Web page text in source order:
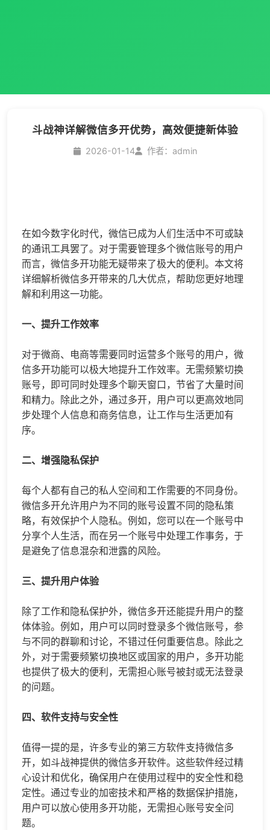
斗战神详解微信多开优势，高效便捷新体验
2026-01-14 作者：admin
在如今数字化时代，微信已成为人们生活中不可或缺
的通讯工具罢了。对于需要管理多个微信账号的用户
而言， 微信多开功能无疑带来了极大的便利。本文将
详细解析微信多开带来的几大优点，帮助您更好地理
解和利用这一功能。
一、提升工作效率
对于微商、电商等需要同时运营多个账号的用户， 微
信多开功能可以极大地提升工作效率。无需频繁切换
账号，即可同时处理多个聊天窗口，节省了大量时间
和精力。除此之外，通过多开，用户可以更高效地同
步处理个人信息和商务信息，让工作与生活更加有
序。
二、增强隐私保护
每个人都有自己的私人空间和工作需要的不同身份。
微信多开允许用户为不同的账号设置不同的隐私策
略，有效保护个人隐私。例如，您可以在一个账号中
分享个人生活，而在另一个账号中处理工作事务，于
是避免了信息混杂和泄露的风险。
三、提升用户体验
除了工作和隐私保护外，微信多开还能提升用户的整
体体验。例如，用户可以同时登录多个微信账号，参
与不同的群聊和讨论，不错过任何重要信息。除此之
外，对于需要频繁切换地区或国家的用户，多开功能
也提供了极大的便利，无需担心账号被封或无法登录
的问题。
四、软件支持与安全性
值得一提的是，许多专业的第三方软件支持微信多
开，如斗战神提供的微信多开软件。这些软件经过精
心设计和优化，确保用户在使用过程中的安全性和稳
定性。通过专业的加密技术和严格的数据保护措施，
用户可以放心使用多开功能，无需担心账号安全问
题。